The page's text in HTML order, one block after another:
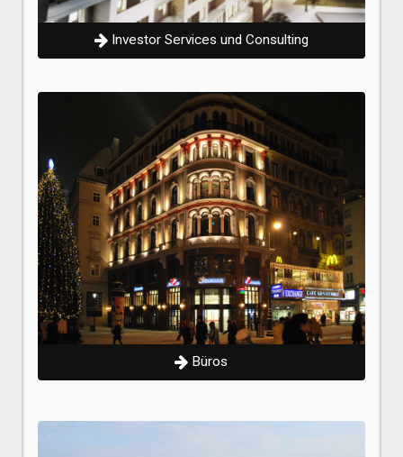
Investor Services und Consulting
Büros